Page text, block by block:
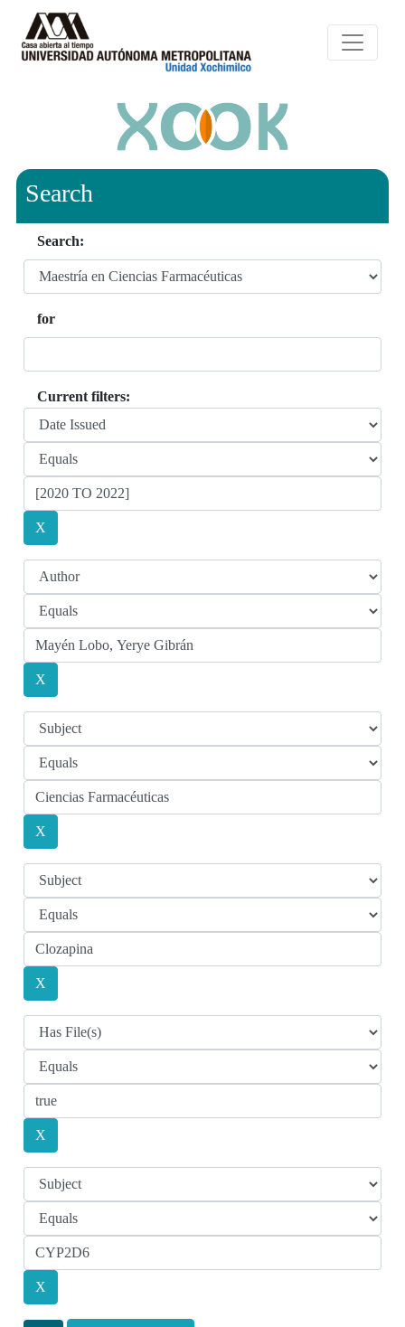
Search
Search:
for
Current filters: